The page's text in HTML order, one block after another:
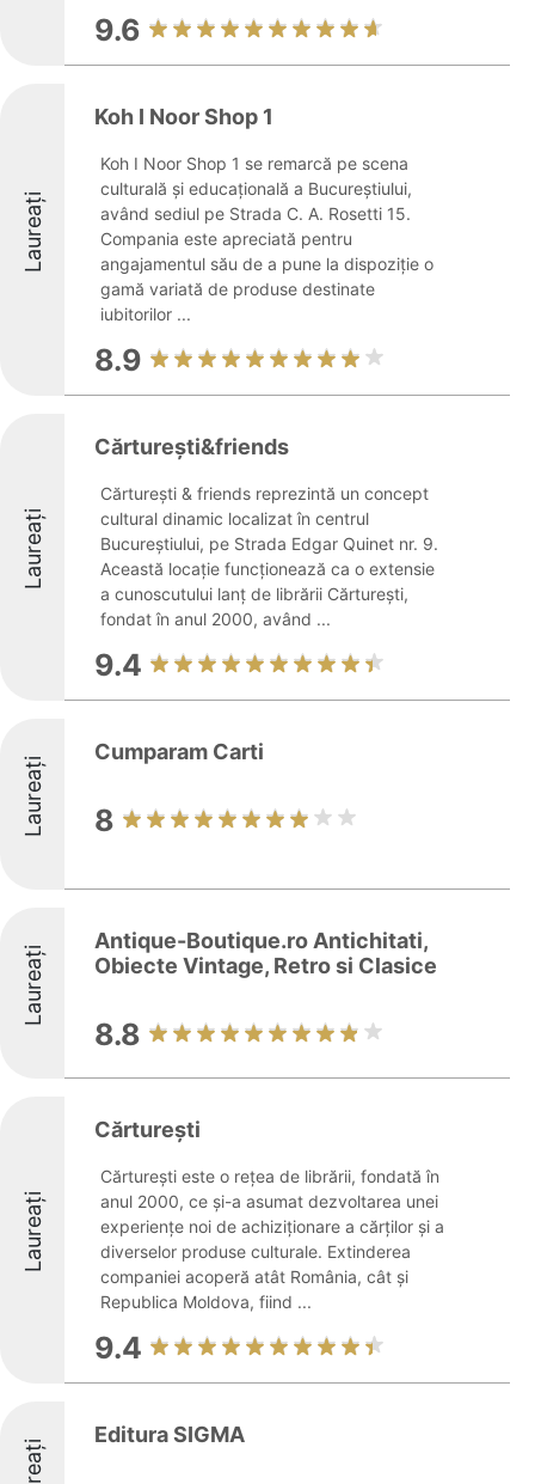
9.6
Laureați
Koh I Noor Shop 1
Koh I Noor Shop 1 se remarcă pe scena
culturală și educațională a Bucureștiului,
având sediul pe Strada C. A. Rosetti 15.
Compania este apreciată pentru
angajamentul său de a pune la dispoziție o
gamă variată de produse destinate
iubitorilor ...
8.9
Laureați
Cărtureşti&friends
Cărturești & friends reprezintă un concept
cultural dinamic localizat în centrul
Bucureștiului, pe Strada Edgar Quinet nr. 9.
Această locație funcționează ca o extensie
a cunoscutului lanț de librării Cărturești,
fondat în anul 2000, având ...
9.4
Laureați
Cumparam Carti
8
Laureați
Antique-Boutique.ro Antichitati,
Obiecte Vintage, Retro si Clasice
8.8
Laureați
Cărtureşti
Cărturești este o rețea de librării, fondată în
anul 2000, ce și-a asumat dezvoltarea unei
experiențe noi de achiziționare a cărților și a
diverselor produse culturale. Extinderea
companiei acoperă atât România, cât și
Republica Moldova, fiind ...
9.4
Editura SIGMA